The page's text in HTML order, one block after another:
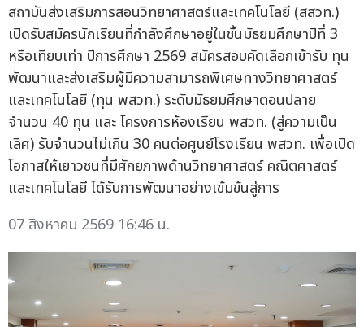
สถาบันส่งเสริมการสอนวิทยาศาสตร์และเทคโนโลยี (สสวท.)
เปิดรับสมัครนักเรียนที่กำลังศึกษาอยู่ในชั้นมัธยมศึกษาปีที่ 3
หรือเทียบเท่า ปีการศึกษา 2569 สมัครสอบคัดเลือกเข้ารับ ทุน
พัฒนาและส่งเสริมผู้มีความสามารถพิเศษทางวิทยาศาสตร์
และเทคโนโลยี (ทุน พสวท.) ระดับมัธยมศึกษาตอนปลาย
จำนวน 40 ทุน และ โครงการห้องเรียน พสวท. (สู่ความเป็น
เลิศ) รับจำนวนไม่เกิน 30 คนต่อศูนย์โรงเรียน พสวท. เพื่อเปิด
โอกาสให้เยาวชนที่มีศักยภาพด้านวิทยาศาสตร์ คณิตศาสตร์
และเทคโนโลยี ได้รับการพัฒนาอย่างเข้มข้นสู่การ
07 สิงหาคม 2569 16:46 น.